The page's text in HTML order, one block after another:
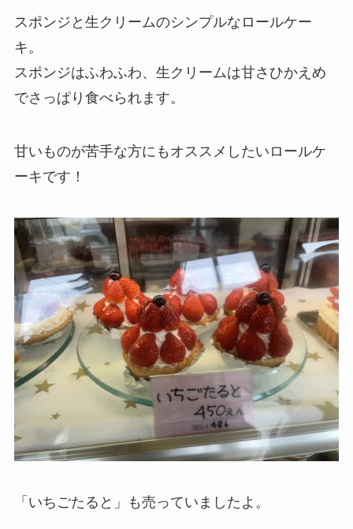
スポンジと生クリームのシンプルなロールケー
キ。
スポンジはふわふわ、生クリームは甘さひかえめ
でさっぱり食べられます。
甘いものが苦手な方にもオススメしたいロールケ
ーキです！
「いちごたると」も売っていましたよ。